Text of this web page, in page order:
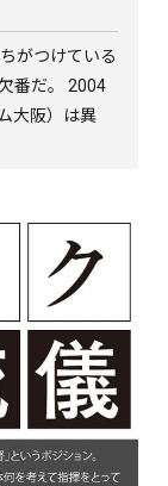
がつけている
番だ。 2004
大阪）は異